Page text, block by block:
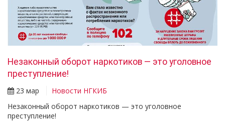
Незаконный оборот наркотиков — это уголовное
преступление!
23 мар
Новости НГКИБ
Незаконный оборот наркотиков — это уголовное
преступление!